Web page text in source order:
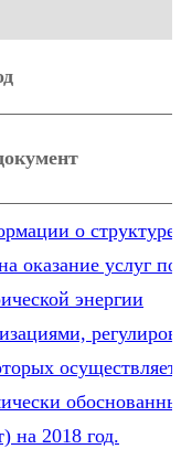
о структуре
оказание услуг по
энергии
на 2018 год.